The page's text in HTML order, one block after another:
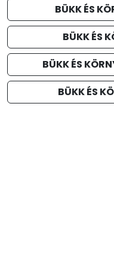
BÜKK ÉS
BÜKK ÉS
BÜKK ÉS
BÜKK ÉS